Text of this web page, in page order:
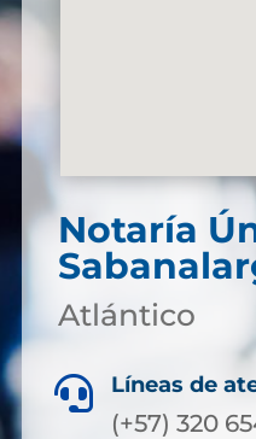
Notaría
Atlántico
 Líneas de
(+57) 320